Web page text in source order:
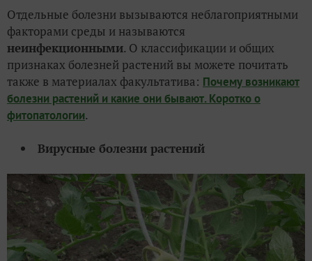
Отдельные болезни вызываются неблагоприятными
факторами среды и называются
неинфекционными. О классификации и общих
признаках болезней растений вы можете почитать
также в материалах факультатива: Почему возникают
болезни растений и какие они бывают. Коротко о
фитопатологии.
Вирусные болезни растений